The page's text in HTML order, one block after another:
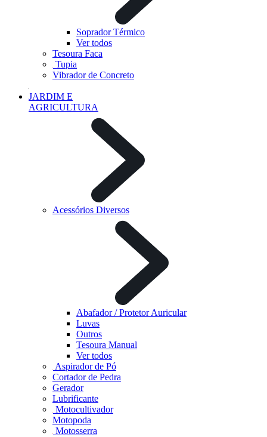
Soprador Térmico
Ver todos
Tesoura Faca
Tupia
Vibrador de Concreto
JARDIM E
AGRICULTURA
Acessórios Diversos
Abafador / Protetor Auricular
Luvas
Outros
Tesoura Manual
Ver todos
Aspirador de Pó
Cortador de Pedra
Gerador
Lubrificante
Motocultivador
Motopoda
Motosserra